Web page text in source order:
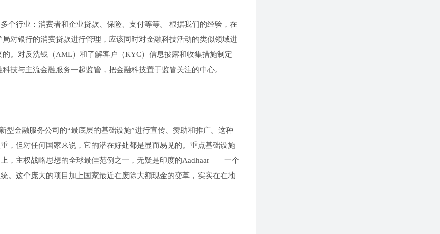
个行业：消费者和企业贷款、保险、支付等等。 根据我们的经验，在
对银行的消费贷款进行管理，应该同时对金融科技活动的类似领域进
。对反洗钱（AML）和了解客户（KYC）信息披露和收集措施制定
技与主流金融服务一起监管，把金融科技置于监管关注的中心。
型金融服务公司的“最底层的基础设施”进行宣传、赞助和推广。这种
，但对任何国家来说，它的潜在好处都是显而易见的。重点基础设施
，主权战略思想的全球最佳范例之一，无疑是印度的Aadhaar——一个
。这个庞大的项目加上国家最近在废除大额现金的变革，实实在在地